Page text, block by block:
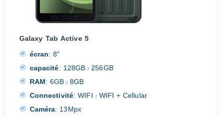
Galaxy Tab Active 5
écran: 8"
capacité: 128GB/ 256GB
RAM: 6GB/ 8GB
Connectivité: WIFI /WIFI + Cellular
Caméra: 13Mpx